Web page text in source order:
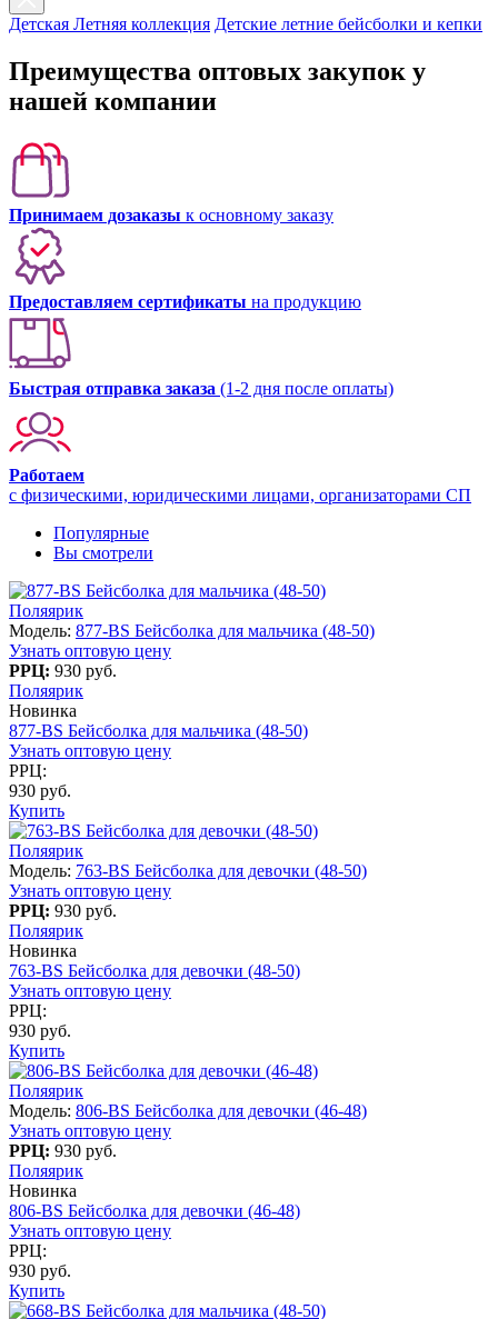
Детская Летняя коллекция Детские летние бейсболки и кепки
Преимущества оптовых закупок у
нашей компании
Принимаем дозаказы к основному заказу
Предоставляем сертификаты на продукцию
Быстрая отправка заказа (1-2 дня после оплаты)
Работаем
с физическими, юридическими лицами, организаторами СП
Популярные
Вы смотрели
Поляярик
Модель: 877-BS Бейсболка для мальчика (48-50)
Узнать оптовую цену
РРЦ: 930 руб.
Поляярик
Новинка
877-BS Бейсболка для мальчика (48-50)
Узнать оптовую цену
РРЦ:
930 руб.
Купить
Поляярик
Модель: 763-BS Бейсболка для девочки (48-50)
Узнать оптовую цену
РРЦ: 930 руб.
Поляярик
Новинка
763-BS Бейсболка для девочки (48-50)
Узнать оптовую цену
РРЦ:
930 руб.
Купить
Поляярик
Модель: 806-BS Бейсболка для девочки (46-48)
Узнать оптовую цену
РРЦ: 930 руб.
Поляярик
Новинка
806-BS Бейсболка для девочки (46-48)
Узнать оптовую цену
РРЦ:
930 руб.
Купить